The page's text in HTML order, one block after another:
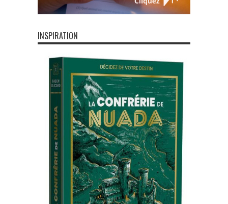
INSPIRATION